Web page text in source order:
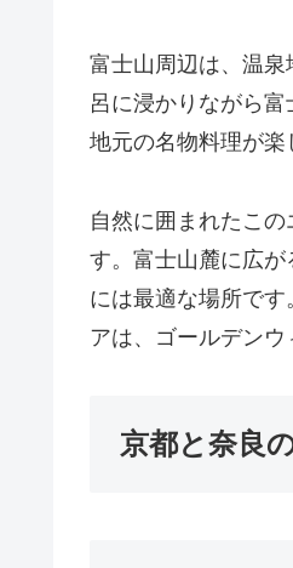
富士山周辺は、温
呂に浸かりながら
地元の名物料理が楽
自然に囲まれたこ
す。富士山麓に広
には最適な場所で
アは、ゴールデンウ
京都と奈良